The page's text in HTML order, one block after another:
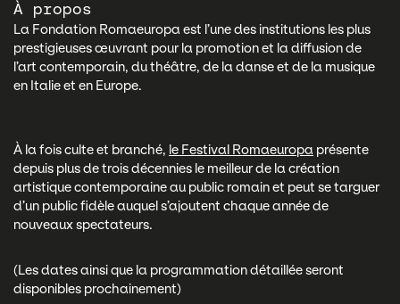
À propos
La Fondation Romaeuropa est l’une des institutions les plus
prestigieuses œuvrant pour la promotion et la diffusion de
l’art contemporain, du théâtre, de la danse et de la musique
en Italie et en Europe.
À la fois culte et branché, le Festival Romaeuropa présente
depuis plus de trois décennies le meilleur de la création
artistique contemporaine au public romain et peut se targuer
d’un public fidèle auquel s’ajoutent chaque année de
nouveaux spectateurs.
(Les dates ainsi que la programmation détaillée seront
disponibles prochainement)